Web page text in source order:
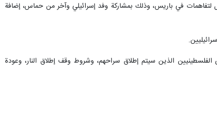
لتفاهمات في باريس، وذلك بمشاركة وفد إسرائيلي وآخر من حماس، إضافة
الفلسطينيين الذين سيتم إطلاق سراحهم، وشروط وقف إطلاق النار، وعودة